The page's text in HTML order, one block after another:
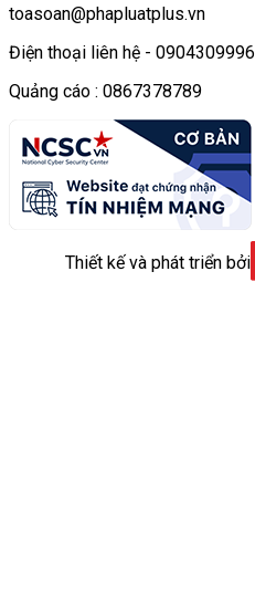
toasoan@phapluatplus.vn
Điện thoại liên hệ - 0904309996
Quảng cáo : 0867378789
Thiết kế và phát triển bởi